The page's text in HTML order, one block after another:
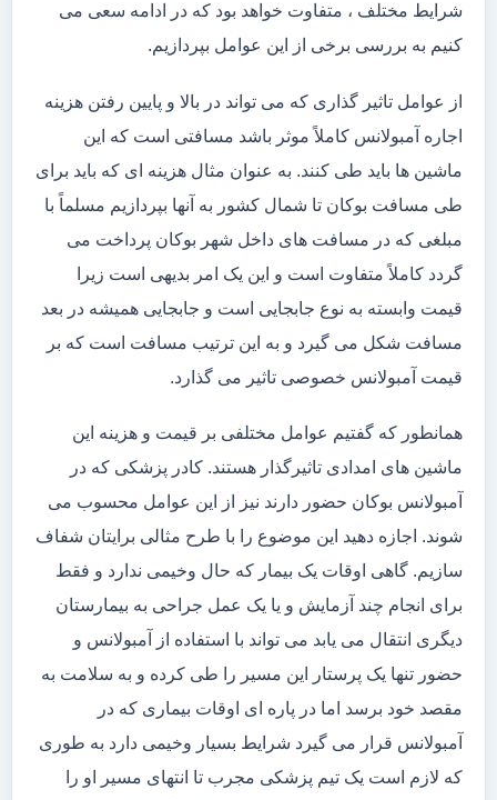
شرایط مختلف ، متفاوت خواهد بود که در ادامه سعی می
کنیم به بررسی برخی از این عوامل بپردازیم.
از عوامل تاثیر گذاری که می تواند در بالا و پایین رفتن هزینه
اجاره آمبولانس کاملاً موثر باشد مسافتی است که این
ماشین ها باید طی کنند. به عنوان مثال هزینه ای که باید برای
طی مسافت بوکان تا شمال کشور به آنها بپردازیم مسلماً با
مبلغی که در مسافت های داخل شهر بوکان پرداخت می
گردد کاملاً متفاوت است و این یک امر بدیهی است زیرا
قیمت وابسته به نوع جابجایی است و جابجایی همیشه در بعد
مسافت شکل می گیرد و به این ترتیب مسافت است که بر
قیمت آمبولانس خصوصی تاثیر می گذارد.
همانطور که گفتیم عوامل مختلفی بر قیمت و هزینه این
ماشین های امدادی تاثیرگذار هستند. کادر پزشکی که در
آمبولانس بوکان حضور دارند نیز از این عوامل محسوب می
شوند. اجازه دهید این موضوع را با طرح مثالی برایتان شفاف
سازیم. گاهی اوقات یک بیمار که حال وخیمی ندارد و فقط
برای انجام چند آزمایش و یا یک عمل جراحی به بیمارستان
دیگری انتقال می یابد می تواند با استفاده از آمبولانس و
حضور تنها یک پرستار این مسیر را طی کرده و به سلامت به
مقصد خود برسد اما در پاره ای اوقات بیماری که در
آمبولانس قرار می گیرد شرایط بسیار وخیمی دارد به طوری
که لازم است یک تیم پزشکی مجرب تا انتهای مسیر او را